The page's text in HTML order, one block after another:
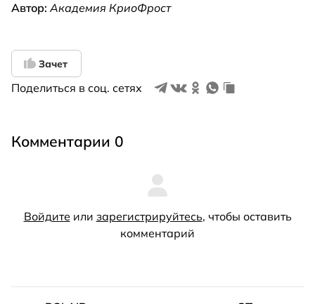
Автор:Академия КриоФрост
Зачет
Поделиться в соц. сетях
Комментарии 0
Войдите или зарегистрируйтесь, чтобы оставить
комментарий